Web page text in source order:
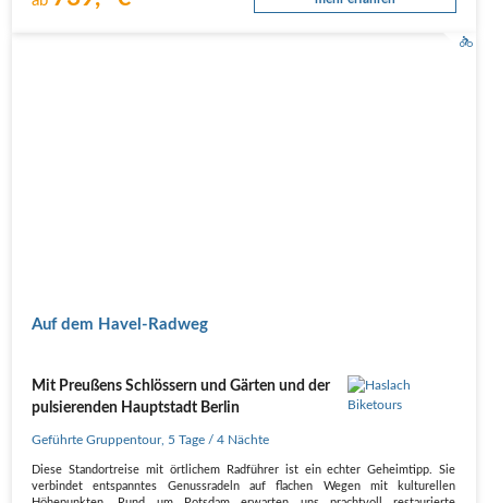
Auf dem Havel-Radweg
Mit Preußens Schlössern und Gärten und der
pulsierenden Hauptstadt Berlin
Geführte Gruppentour, 5 Tage / 4 Nächte
Diese Standortreise mit örtlichem Radführer ist ein echter Geheimtipp. Sie
verbindet entspanntes Genussradeln auf flachen Wegen mit kulturellen